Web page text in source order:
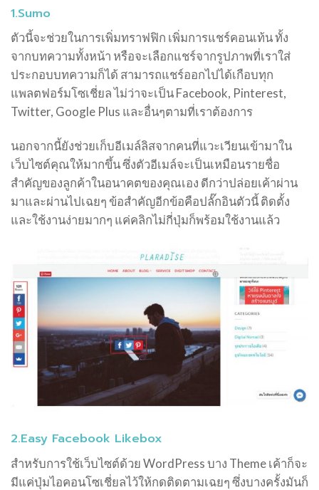
1.Sumo
ตัวนี้จะช่วยในการเพิ่มทราฟฟิก เพิ่มการแชร์คอนเท้น ทั้ง
จากบทความทั้งหน้า หรือจะเลือกแชร์จากรูปภาพที่เราใส่
ประกอบบทความก็ได้ สามารถแชร์ออกไปได้เกือบทุก
แพลตฟอร์มโซเชี่ยล ไม่ว่าจะเป็น Facebook, Pinterest,
Twitter, Google Plus และอื่นๆตามที่เราต้องการ
นอกจากนี้ยังช่วยเก็บอีเมล์ลิสจากคนที่แวะเวียนเข้ามาใน
เว็บไซต์คุณให้มากขึ้น ซึ่งตัวอีเมล์จะเป็นเหมือนรายชื่อ
สำคัญของลูกค้าในอนาคตของคุณเอง ดีกว่าปล่อยเค้าผ่าน
มาและผ่านไปเฉยๆ ข้อสำคัญอีกข้อคือปลั๊กอินตัวนี้ ติดตั้ง
และใช้งานง่ายมากๆ แค่คลิกไม่กี่ปุ่มก็พร้อมใช้งานแล้ว
2.Easy Facebook Likebox
สำหรับการใช้เว็บไซต์ด้วย WordPress บาง Theme เค้าก็จะ
มีแค่ปุ่มไอคอนโซเชี่ยลไว้ให้กดติดตามเฉยๆ ซึ่งบางครั้งมันก็